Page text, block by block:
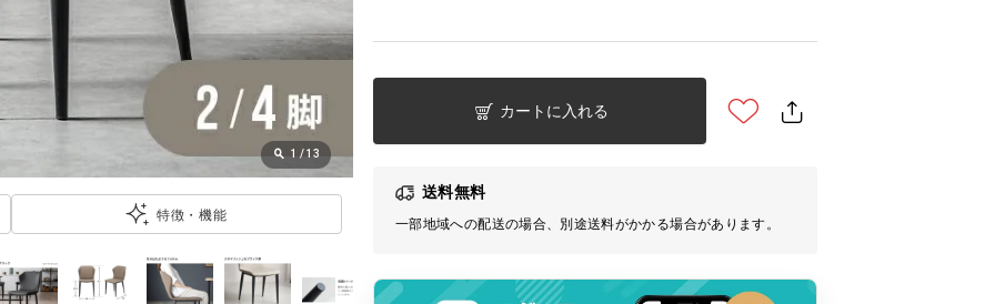
カートに入れる
送料無料
一部地域への配送の場合、別途送料がかかる場合があります。
1 /13
特徴・機能